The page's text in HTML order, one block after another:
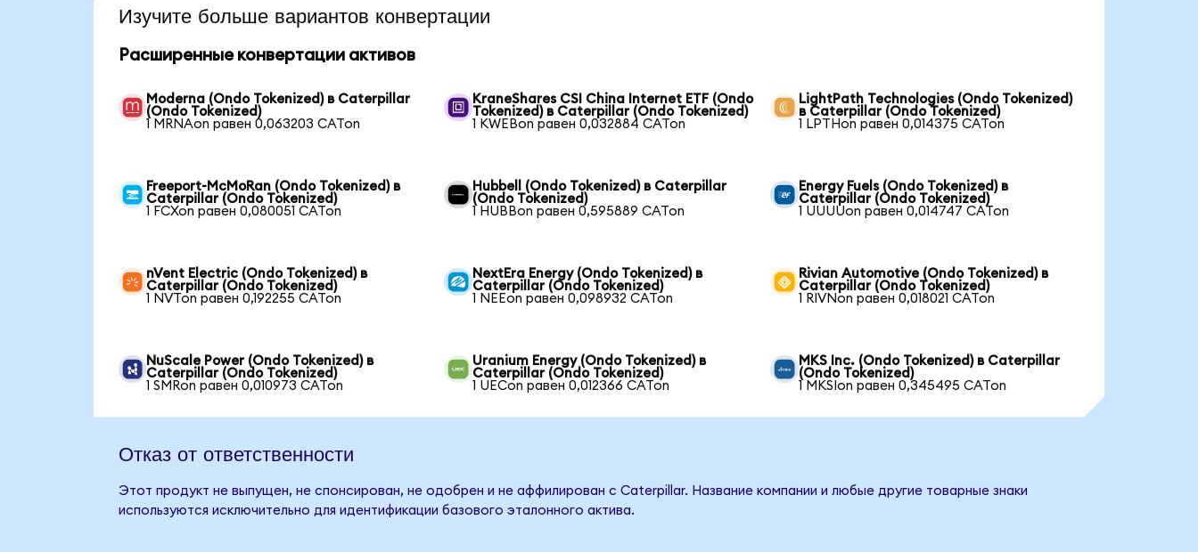
Изучите больше вариантов конвертации
Расширенные конвертации активов
Moderna (Ondo Tokenized) в Caterpillar
(Ondo Tokenized)
1 MRNAon равен 0,063203 CATon
KraneShares CSI China Internet ETF (Ondo
Tokenized) в Caterpillar (Ondo Tokenized)
1 KWEBon равен 0,032884 CATon
LightPath Technologies (Ondo Tokenized)
в Caterpillar (Ondo Tokenized)
1 LPTHon равен 0,014375 CATon
Freeport-McMoRan (Ondo Tokenized) в
Caterpillar (Ondo Tokenized)
1 FCXon равен 0,080051 CATon
Hubbell (Ondo Tokenized) в Caterpillar
(Ondo Tokenized)
1 HUBBon равен 0,595889 CATon
Energy Fuels (Ondo Tokenized) в
Caterpillar (Ondo Tokenized)
1 UUUUon равен 0,014747 CATon
nVent Electric (Ondo Tokenized) в
Caterpillar (Ondo Tokenized)
1 NVTon равен 0,192255 CATon
NextEra Energy (Ondo Tokenized) в
Caterpillar (Ondo Tokenized)
1 NEEon равен 0,098932 CATon
Rivian Automotive (Ondo Tokenized) в
Caterpillar (Ondo Tokenized)
1 RIVNon равен 0,018021 CATon
NuScale Power (Ondo Tokenized) в
Caterpillar (Ondo Tokenized)
1 SMRon равен 0,010973 CATon
Uranium Energy (Ondo Tokenized) в
Caterpillar (Ondo Tokenized)
1 UECon равен 0,012366 CATon
MKS Inc. (Ondo Tokenized) в Caterpillar
(Ondo Tokenized)
1 MKSIon равен 0,345495 CATon
Отказ от ответственности
Этот продукт не выпущен, не спонсирован, не одобрен и не аффилирован с Caterpillar. Название компании и любые другие товарные знаки
используются исключительно для идентификации базового эталонного актива.